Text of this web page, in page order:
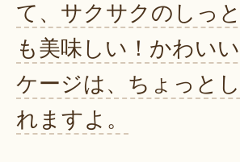
て、サクサクのしっ
も美味しい！かわい
ケージは、ちょっと
れますよ。